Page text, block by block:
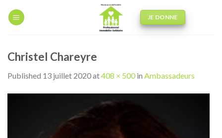
JE DONNE
Christel Chareyre
Published 13 juillet 2020at408 × 500in Ambassadeurs